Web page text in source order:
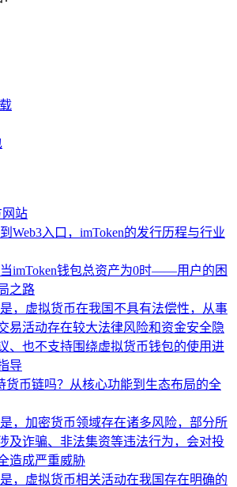
网站
Web3入口，imToken的发行历程与行业
imToken钱包总资产为0时——用户的困
之路
，虚拟货币在我国不具有法偿性，从事
易活动存在较大法律风险和资金安全隐
、也不支持围绕虚拟货币钱包的使用进
导
货币链吗？从核心功能到生态布局的全
，加密货币领域存在诸多风险，部分所
及诈骗、非法集资等违法行为，会对投
造成严重威胁
，虚拟货币相关活动在我国存在明确的